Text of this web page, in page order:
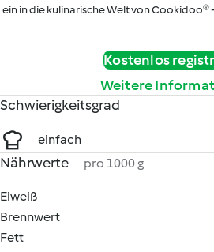
ein in die kulinarische Welt von Cookidoo®
Kostenlos
Weitere
Schwierigkeitsgrad
einfach
Nährwerte pro 1000 g
Eiweiß
Brennwert
Fett